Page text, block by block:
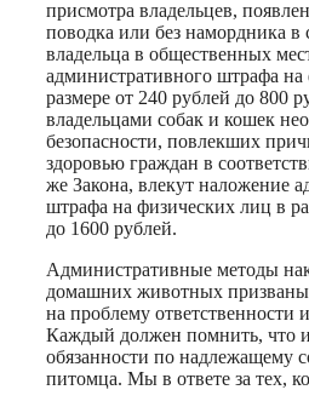
присмотра владельцев,
поводка или без намордника
владельца в общественных
административного штрафа
размере от 240 рублей до 800
владельцами собак и кошек
безопасности, повлекших
здоровью граждан в
же Закона, влекут наложение
штрафа на физических лиц в
до 1600 рублей.
Административные методы
домашних животных
на проблему ответственности
Каждый должен помнить, что
обязанности по надлежащему
питомца. Мы в ответе за тех,